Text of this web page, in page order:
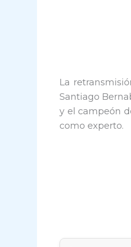
La
Santiago
y el campeón
como experto.